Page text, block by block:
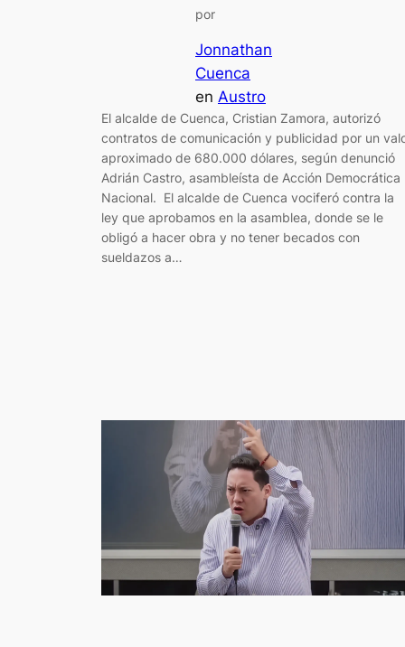
por
Jonnathan
Cuenca
en Austro
El alcalde de Cuenca, Cristian Zamora, autorizó
contratos de comunicación y publicidad por un
aproximado de 680.000 dólares, según denunció
Adrián Castro, asambleísta de Acción Democrática
Nacional. El alcalde de Cuenca vociferó contra la
ley que aprobamos en la asamblea, donde se le
obligó a hacer obra y no tener becados con
sueldazos a…